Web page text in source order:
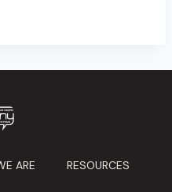
ARE RESOURCES